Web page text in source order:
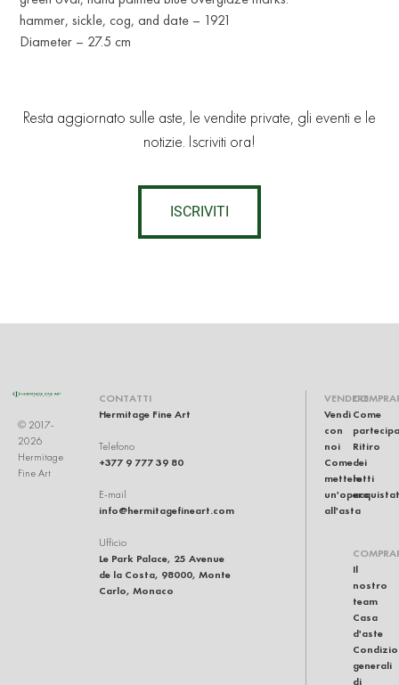
hammer, sickle, cog, and date – 1921
Diameter – 27.5 cm
Resta aggiornato sulle aste, le vendite private, gli eventi e le
notizie. Iscriviti ora!
ISCRIVITI
© 2017-
2026
Hermitage
Fine Art
CONTATTI
Hermitage Fine Art
Telefono
+377 9 777 39 80
E-mail
info@hermitagefineart.com
Ufficio
Le Park Palace, 25 Avenue
de la Costa, 98000, Monte
Carlo, Monaco
VENDERE
Vendi
con
noi
Come
mettere
un'opera
all'asta
Come
Ritiro
dei
lotti
Il
nostro
team
Casa
d'aste
generali
di